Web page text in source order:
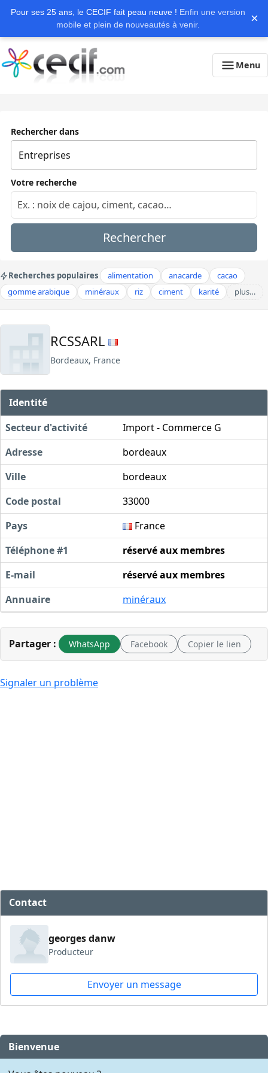
Pour ses 25 ans, le CECIF fait peau neuve ! Enfin une version
mobile et plein de nouveautés à venir.
×
Menu
Rechercher dans
Votre recherche
Rechercher
Recherches populaires alimentation anacarde
cacao
gomme arabique
minéraux riz ciment karité plus…
RCSSARL
Bordeaux, France
Identité
Secteur d'activité
Import - Commerce G
Adresse
bordeaux
Ville
bordeaux
Code postal
33000
Pays
France
Téléphone #1
réservé aux membres
E-mail
réservé aux membres
Annuaire
minéraux
Partager : WhatsApp Facebook Copier le lien
Signaler un problème
Contact
georges danw
Producteur
Envoyer un message
Bienvenue